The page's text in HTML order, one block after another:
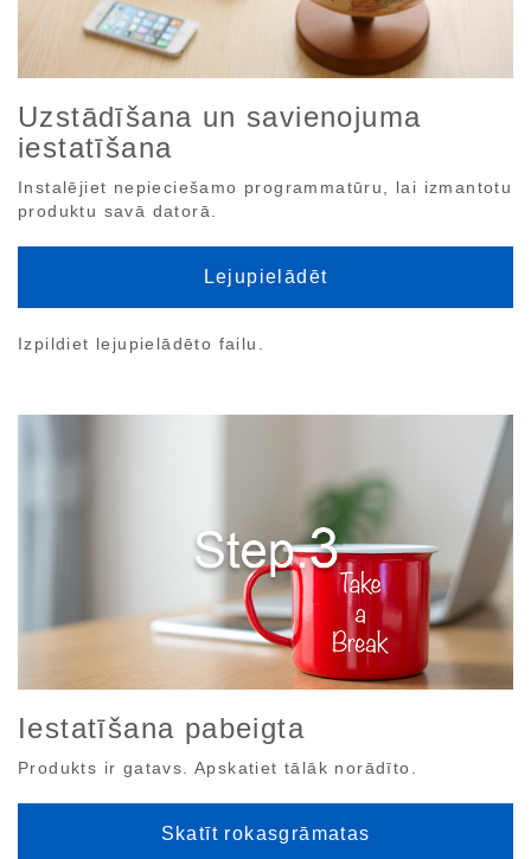
Uzstādīšana un savienojuma
iestatīšana
Instalējiet nepieciešamo programmatūru, lai izmantotu
produktu savā datorā.
Lejupielādēt
Izpildiet lejupielādēto failu.
Iestatīšana pabeigta
Produkts ir gatavs. Apskatiet tālāk norādīto.
Skatīt rokasgrāmatas